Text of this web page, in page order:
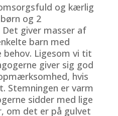
og kærlig
og 2
giver masser af
barn med
behov. Ligesom vi tit
giver sig god
hvis
Stemningen er varm
sidder med lige
om det er på gulvet